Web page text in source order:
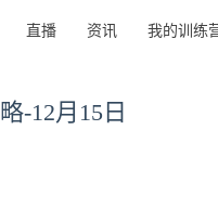
直播 资讯 我的训练
-12月15日